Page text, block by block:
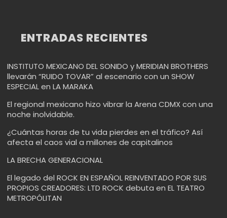
ENTRADAS RECIENTES
INSTITUTO MEXICANO DEL SONIDO y MERIDIAN BROTHERS
llevarán “RUIDO TOVAR” al escenario con un SHOW
ESPECIAL en LA MARAKA
El regional mexicano hizo vibrar la Arena CDMX con una
noche inolvidable.
¿Cuántas horas de tu vida pierdes en el tráfico? Así
afecta el caos vial a millones de capitalinos
LA BRECHA GENERACIONAL
El legado del ROCK EN ESPAÑOL REINVENTADO POR SUS
PROPIOS CREADORES: LTD ROCK debuta en EL TEATRO
METROPÓLITAN